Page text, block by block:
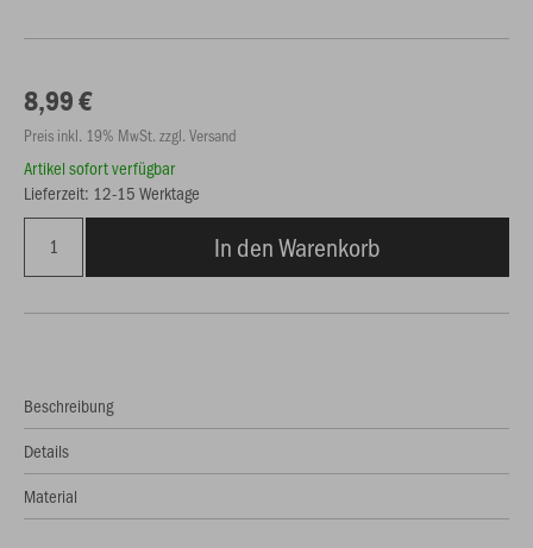
8,99 €
Preis inkl. 19% MwSt. zzgl. Versand
Artikel sofort verfügbar
Lieferzeit: 12-15 Werktage
In den Warenkorb
Beschreibung
Details
Material